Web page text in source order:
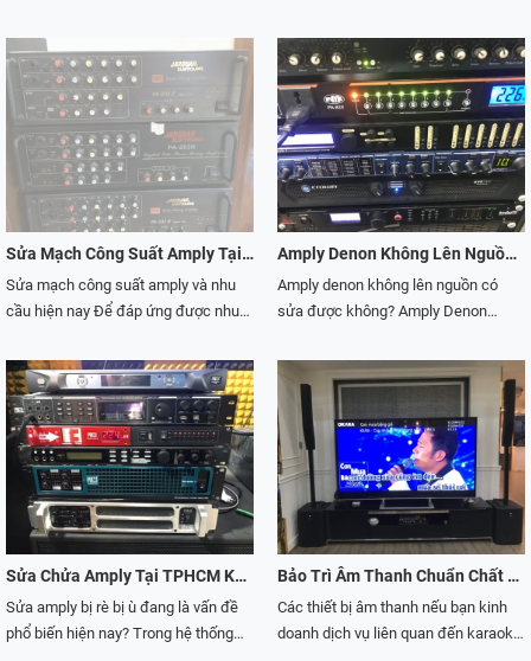
ta sử dụng trong một thời gian dài thì
sẽ xuất hiện những sự cố. Bài viết
này Winproaudio muốn chia sẻ đến
các bạn những nguyên nhân và cách
khắc phục khi amply bị nghẹt tiếng.
Cùng Winproaudio khám phá ngay
thôi nào!
nên làm gì để khắc phục sự cố một
cách tốt nhất. Bài viết này sẽ được
Chánh Huy Audio chia sẻ những kiến
thức mà Chánh Huy Audio biết cho
người sử dụng. Biết được những
nguyên nhân dẫn đến tình trạng đó
và cách sửa amply mất vang nhại.
này nhé!
âm thanh đến từ Nhật Bản. Sở hữu
bộ sưu tập đầy màu sắc với nhiều
dòng sản phẩm khác nhau. Trong đó,
amply Pioneer là thuộc một trong số
sản phẩm về thiết bị âm thanh hoàn
hảo không thể bỏ qua. Tuy nhiên, khi
sử dụng trong khoảng thời gian dài
chắc hẳn sẽ không tránh khỏi sự hư
hỏng. Và việc sửa amply pioneer là
điều rất cần thiết. Hãy cùng Chánh
Huy Audio– công ty hoạt động chính
pioneer hay thường gặp và cách sửa
chữa theo thông tin dưới đây.
đến chất lượng âm thanh tốt nhất
trong bộ dàn. Tuy nhiên, để vang số
hoạt động tốt nhất chắn hẳn không
thể thiếu cục đẩy công suất. Đây
được xem là một cặp đôi hoàn hảo
cho bộ dàn âm thanh chuyên nghiệp.
Trong quá trình sử dụng lâu dài, sẽ
xảy ra tình trạng hư hỏng thiết bị. Vậy
cách sửa vang số như thế nào mang
đến hiệu quả nhất? Hãy cùng Chánh
Huy Audio tìm hiểu về cách sửa chữa
Sửa Mạch Công Suất Amply Tại TPHCM Uy Tín, Hiệu Quả
Sửa mạch công suất amply và nhu
cầu hiện nay Để đáp ứng được nhu
thưởng thức âm nhạc. Do đó mà nền
âm nhạc ở nước ta đang ngày càng
phát triển. Việc phát triển nền âm
nhạc này nhằm phục vụ việc thư giãn
và giải trí cho con người. Bạn sẽ cảm
thấy thế nào khi mà chiếc amply của
bạn bị hỏng? Chắc hẳn sẽ rất là khó
chịu đúng không?Thiết bị amply
được biết đến là một thiết bị được sử
dụng để phục vụ cho âm nhạc. Nếu
amply của bạn có đang gặp vấn đề
Amply Denon Không Lên Nguồn Và Cách Sửa Hiệu Quả
Amply denon không lên nguồn có
sửa được không? Amply Denon
dòng amply nghe nhạc hay nhất hiện
nay. Sau nhiều năm hoạt động và
phát triển, amply denon đã có mặt
trên thế giới và trong đó có Việt Nam.
Tuy nhiên, sau một khoảng thời gian
sử dụng nhất định, chắc chắn thiết bị
sẽ xảy ra tình trạng hư hỏng và lỗi
thường gặp là amply denon không
lên nguồn. Hãy cùng Chánh Huy
Audio– là công ty hoạt động chính
trong lĩnh vực về âm thanh và ánh
Sửa Chửa Amply Tại TPHCM Khi Bị Rè, Bị Ù
Sửa amply bị rè bị ù đang là vấn đề
phổ biến hiện nay? Trong hệ thống
Bảo Trì Âm Thanh Chuẩn Chất Lượng Tại Trung Tâm Chánh Huy
Các thiết bị âm thanh nếu bạn kinh
doanh dịch vụ liên quan đến karaoke,